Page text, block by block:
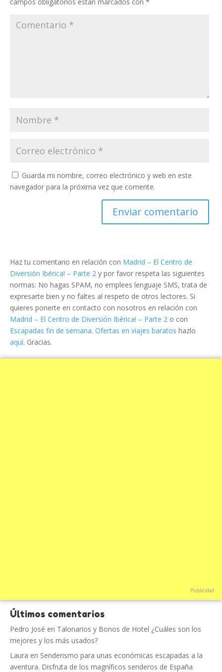
Guarda mi nombre, correo electrónico y web en este
navegador para la próxima vez que comente.
Haz tu comentario en relación con Madrid – El Centro de
Diversión Ibérica! – Parte 2 y por favor respeta las siguientes
normas: No hagas SPAM, no emplees lenguaje SMS, trata de
expresarte bien y no faltes al respeto de otros lectores. Si
quieres ponerte en contacto con nosotros en relación con
Madrid – El Centro de Diversión Ibérica! – Parte 2 o con
Escapadas fin de semana. Ofertas en viajes baratos hazlo
aquí. Gracias.
Publicidad
Últimos comentarios
Pedro José en Talonarios y Bonos de Hotel ¿Cuáles son los
mejores y los más usados?
Laura en Senderismo para unas económicas escapadas a la
aventura. Disfruta de los magníficos senderos de España